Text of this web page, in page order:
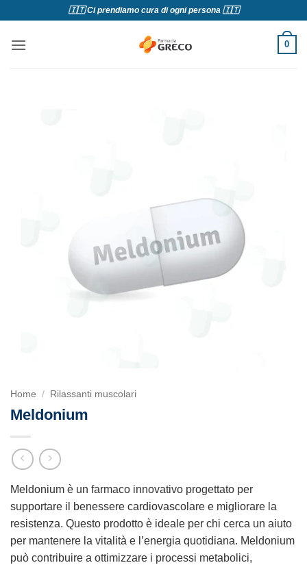
contenuti
🇮🇹 Ci prendiamo cura di ogni persona 🇮🇹
0
Home / Rilassanti muscolari
Meldonium
Meldonium è un farmaco innovativo progettato per
supportare il benessere cardiovascolare e migliorare la
resistenza. Questo prodotto è ideale per chi cerca un aiuto
per mantenere la vitalità e l’energia quotidiana. Meldonium
può contribuire a ottimizzare i processi metabolici,